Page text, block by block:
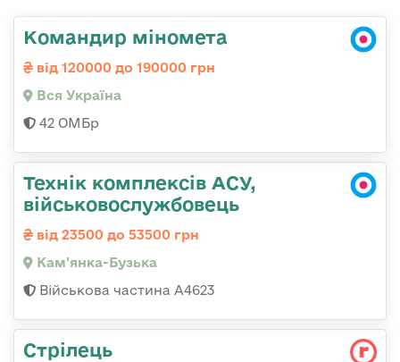
Командир міномета
від 120000 до 190000 грн
Вся Україна
42 ОМБр
Технік комплексів АСУ,
військовослужбовець
від 23500 до 53500 грн
Кам'янка-Бузька
Військова частина А4623
Стрілець